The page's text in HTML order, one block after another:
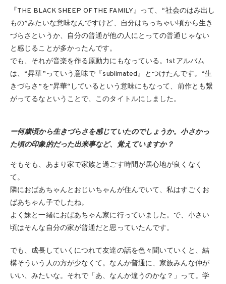
『THE BLACK SHEEP OF THE FAMILY』って、“社会のはみ出し
もの”みたいな意味なんですけど、自分はちっちゃい頃から生き
づらさというか、自分の普通が他の人にとっての普通じゃない
と感じることが多かったんです。
でも、それが音楽を作る原動力にもなっている。1stアルバム
は、“昇華”っていう意味で『sublimated』とつけたんです。“生
きづらさ”を”昇華“しているという意味にもなって、前作とも繋
がってるなということで、このタイトルにしました。
ー何歳頃から生きづらさを感じていたのでしょうか。小さかっ
た頃の印象的だった出来事など、覚えていますか？
そもそも、あまり家で家族と過ごす時間が居心地が良くなく
て。
隣におばあちゃんとおじいちゃんが住んでいて、私はすごくお
ばあちゃん子でしたね。
よく妹と一緒におばあちゃん家に行っていました。で、小さい
頃はそんな自分の家が普通だと思っていたんです。
でも、成長していくにつれて友達の話を色々聞いていくと、結
構そういう人の方が少なくて。なんか普通に、家族みんな仲が
いい、みたいな。それで「あ、なんか違うのかな？」って。学